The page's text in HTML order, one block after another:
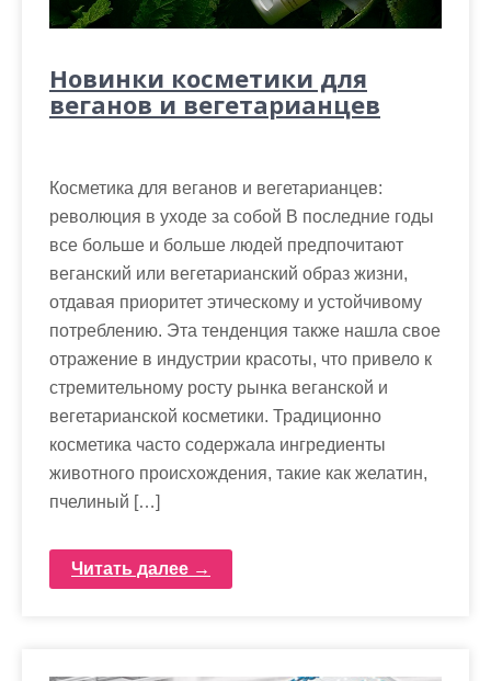
Новинки косметики для
веганов и вегетарианцев
Косметика для веганов и вегетарианцев:
революция в уходе за собой В последние годы
все больше и больше людей предпочитают
веганский или вегетарианский образ жизни,
отдавая приоритет этическому и устойчивому
потреблению. Эта тенденция также нашла свое
отражение в индустрии красоты, что привело к
стремительному росту рынка веганской и
вегетарианской косметики. Традиционно
косметика часто содержала ингредиенты
животного происхождения, такие как желатин,
пчелиный […]
Читать далее →